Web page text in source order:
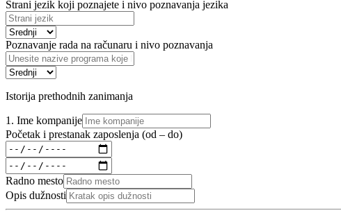
Strani jezik koji poznajete i nivo poznavanja jezika
Poznavanje rada na računaru i nivo poznavanja
Istorija prethodnih zanimanja
1. Ime kompanije
Početak i prestanak zaposlenja (od – do)
Radno mesto
Opis dužnosti